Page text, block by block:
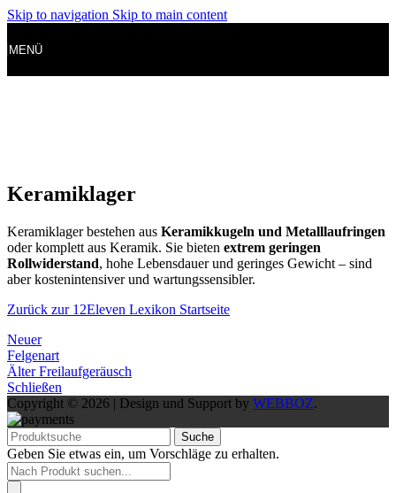
Skip to navigation Skip to main content
MENÜ
Keramiklager
Keramiklager bestehen aus Keramikkugeln und Metalllaufringen
oder komplett aus Keramik. Sie bieten extrem geringen
Rollwiderstand, hohe Lebensdauer und geringes Gewicht – sind
aber kostenintensiver und wartungssensibler.
Zurück zur 12Eleven Lexikon Startseite
Neuer
Felgenart
Älter Freilaufgeräusch
Schließen
Copyright © 2026 | Design und Support by WEBBOZ.
Suche
Geben Sie etwas ein, um Vorschläge zu erhalten.
Products
search